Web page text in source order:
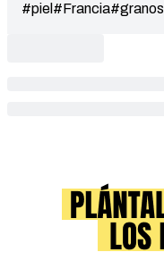
#piel #Francia#granos